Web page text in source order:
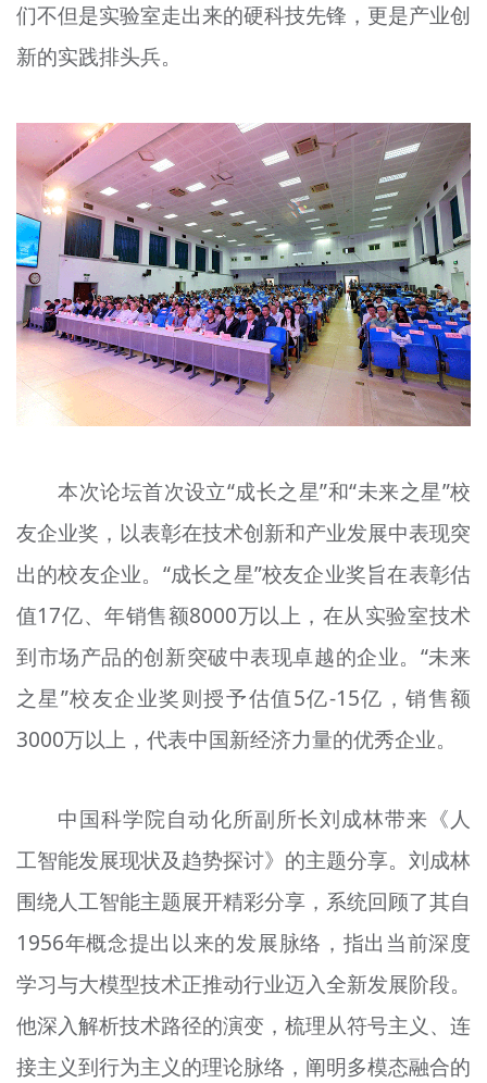
文明评论
北京宣传文化引导基金
宣传思想文化人才
专题
资料库
+
们不但是实验室走出来的硬科技先锋，更是产业创
新的实践排头兵。
本次论坛首次设立“成长之星”和“未来之星”校
友企业奖，以表彰在技术创新和产业发展中表现突
出的校友企业。“成长之星”校友企业奖旨在表彰估
值17亿、年销售额8000万以上，在从实验室技术
到市场产品的创新突破中表现卓越的企业。“未来
之星”校友企业奖则授予估值5亿-15亿，销售额
3000万以上，代表中国新经济力量的优秀企业。
中国科学院自动化所副所长刘成林带来《人
工智能发展现状及趋势探讨》的主题分享。刘成林
围绕人工智能主题展开精彩分享，系统回顾了其自
1956年概念提出以来的发展脉络，指出当前深度
学习与大模型技术正推动行业迈入全新发展阶段。
他深入解析技术路径的演变，梳理从符号主义、连
接主义到行为主义的理论脉络，阐明多模态融合的